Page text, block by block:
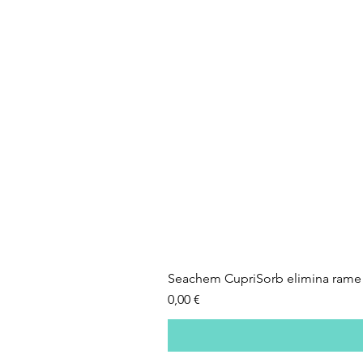
Seachem CupriSorb elimina
Prezzo
0,00 €